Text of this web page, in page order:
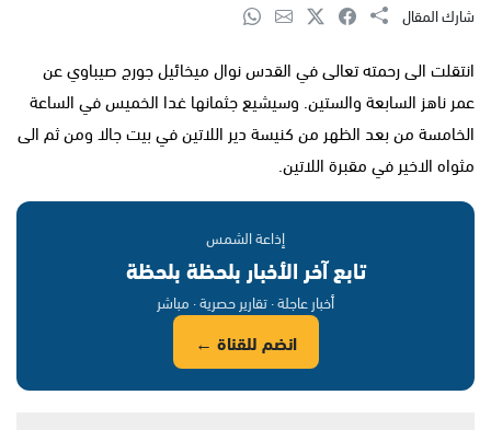
شارك المقال
انتقلت الى رحمته تعالى في القدس نوال ميخائيل جورج صيباوي عن
عمر ناهز السابعة والستين. وسيشيع جثمانها غدا الخميس في الساعة
الخامسة من بعد الظهر من كنيسة دير اللاتين في بيت جالا ومن ثم الى
مثواه الاخير في مقبرة اللاتين.
إذاعة الشمس
تابع آخر الأخبار بلحظة بلحظة
أخبار عاجلة · تقارير حصرية · مباشر
انضم للقناة ←